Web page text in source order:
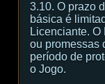
3.10. O prazo
básica é
Licenciante.
ou promessas
período de
o Jogo.